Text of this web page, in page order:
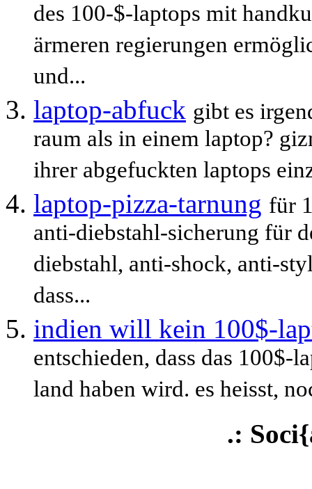
des 100-$-laptops mit
ärmeren regierungen
und...
laptop-abfuck gibt es
raum als in einem laptop?
ihrer abgefuckten laptops
laptop-pizza-tarnung für
anti-diebstahl-sicherung für
diebstahl, anti-shock, anti-
dass...
indien will kein 100$-
entschieden, dass das 100$-
land haben wird. es heisst,
.: